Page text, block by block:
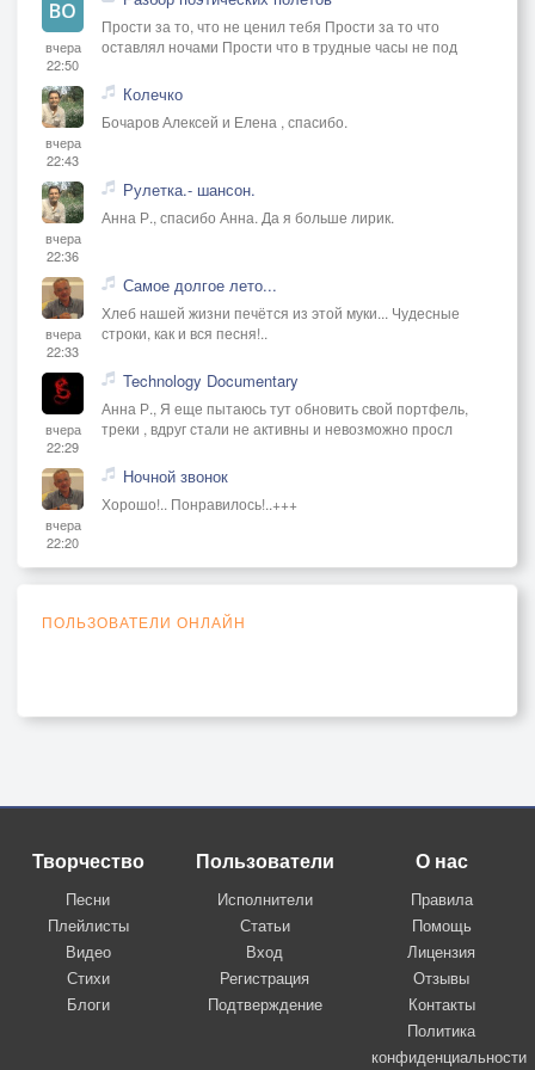
вчера
22:50
Прости за то, что не ценил тебя Прости за то что
оставлял ночами Прости что в трудные часы не под
вчера
22:43
Колечко
Бочаров Алексей и Елена , спасибо.
вчера
22:36
Рулетка.- шансон.
Анна Р., спасибо Анна. Да я больше лирик.
вчера
22:33
Самое долгое лето...
Хлеб нашей жизни печётся из этой муки... Чудесные
строки, как и вся песня!..
вчера
22:29
Technology Documentary
Анна Р., Я еще пытаюсь тут обновить свой портфель,
треки , вдруг стали не активны и невозможно просл
вчера
22:20
Ночной звонок
Хорошо!.. Понравилось!..+++
ПОЛЬЗОВАТЕЛИ ОНЛАЙН
Творчество
Песни
Плейлисты
Видео
Стихи
Блоги
Пользователи
Исполнители
Статьи
Вход
Регистрация
Подтверждение
О нас
Правила
Помощь
Лицензия
Отзывы
Контакты
Политика
конфиденциальности